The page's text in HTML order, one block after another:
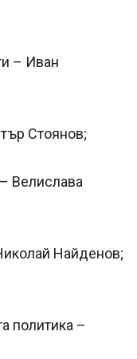
– Иван
Стоянов;
Велислава
Найденов;
политика –